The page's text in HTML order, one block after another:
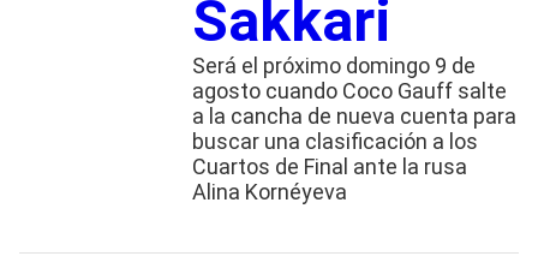
Sakkari
Será el próximo domingo 9 de
agosto cuando Coco Gauff salte
a la cancha de nueva cuenta para
buscar una clasificación a los
Cuartos de Final ante la rusa
Alina Kornéyeva